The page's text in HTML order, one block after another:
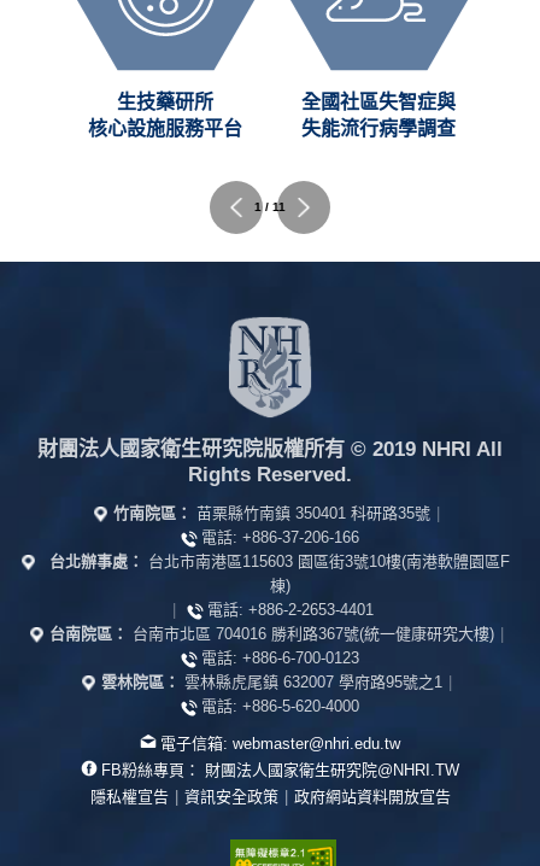
生技藥研所
核心設施服務平台
全國社區失智症與
失能流行病學調查
2 / 11
財團法人國家衛生研究院版權所有 © 2019 NHRI All
Rights Reserved.
竹南院區： 苗栗縣竹南鎮 350401 科研路35號 |
電話: +886-37-206-166
台北辦事處：
台北市南港區115603 園區街3號10樓(南港軟體園區F
棟)
|
電話: +886-2-2653-4401
台南院區：
台南市北區 704016 勝利路367號(統一健康研究大樓) |
電話: +886-6-700-0123
雲林院區： 雲林縣虎尾鎮 632007 學府路95號之1 |
電話: +886-5-620-4000
電子信箱: webmaster@nhri.edu.tw
FB粉絲專頁：
財團法人國家衛生研究院@NHRI.TW
隱私權宣告 | 資訊安全政策 | 政府網站資料開放宣告